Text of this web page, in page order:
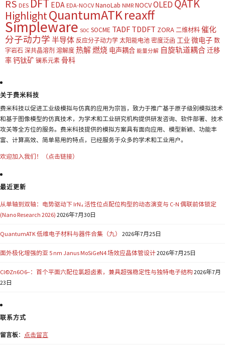
RS DES DFT EDA EDA-NOCV NanoLab NMR NOCVOLED QATK
HighlightQuantumATKreaxff
Simpleware SOC SOCME TADF TDDFT ZORA 二维材料 催化
分子动力学 半导体 反应分子动力学 太阳能电池 密度泛函 工业 微电子 数
字岩石 深共晶溶剂 溶解度 热解燃烧 电声耦合 能量分解 自旋轨道耦合迁移
率钙钛矿 镧系元素 骨科
关于费米科技
费米科技以促进工业级模拟与仿真的应用为宗旨，致力于推广基于原子级别模拟技术
和基于图像模型的仿真技术，为学术和工业研究机构提供研发咨询、软件部署、技术
攻关等全方位的服务。费米科技提供的模拟方案具有面向应用、模型新颖、功能丰
富、计算高效、简单易用的特点，已经服务于众多的学术和工业用户。
欢迎加入我们！（点击链接）
最近更新
从单轴到双轴：电势驱动下 IrN₄ 活性位点配位构型的动态演变与 C-N 偶联前体锁定
(Nano Research 2026) 2026年7月30日
QuantumATK 低维电子材料与器件合集（九） 2026年7月25日
面外极化增强的亚 5 nm Janus MoSiGeN4 场效应晶体管设计2026年7月25日
Cl©Zn6O6−：首个平面六配位氯超卤素，兼具超强稳定性与独特电子结构2026年7月
23日
联系方式
留言板： 点击留言